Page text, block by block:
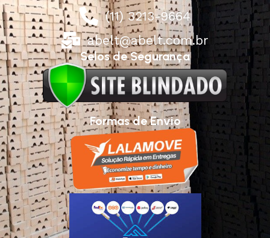
(11) 3213-9664
abelt@abelt.com.br
Selos de Segurança
Formas de Envio